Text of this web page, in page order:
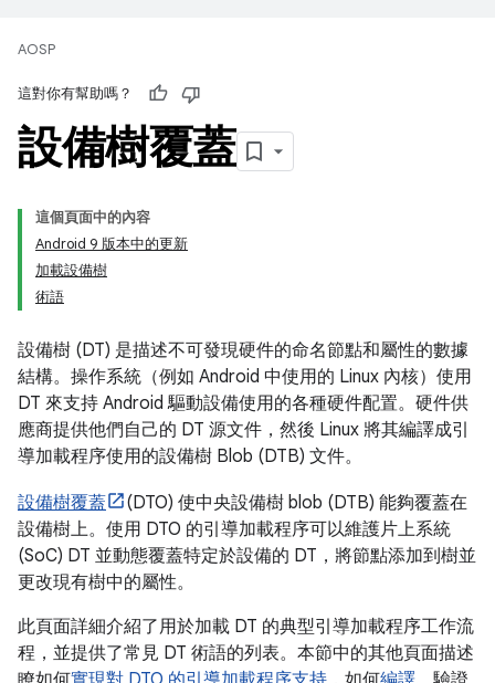
AOSP
這對你有幫助嗎？
設備樹覆蓋
這個頁面中的內容
Android 9 版本中的更新
加載設備樹
術語
設備樹 (DT) 是描述不可發現硬件的命名節點和屬性的數據
結構。操作系統（例如 Android 中使用的 Linux 內核）使用
DT 來支持 Android 驅動設備使用的各種硬件配置。硬件供
應商提供他們自己的 DT 源文件，然後 Linux 將其編譯成引
導加載程序使用的設備樹 Blob (DTB) 文件。
設備樹覆蓋
(DTO) 使中央設備樹 blob (DTB) 能夠覆蓋在
設備樹上。使用 DTO 的引導加載程序可以維護片上系統
(SoC) DT 並動態覆蓋特定於設備的 DT，將節點添加到樹並
更改現有樹中的屬性。
此頁面詳細介紹了用於加載 DT 的典型引導加載程序工作流
程，並提供了常見 DT 術語的列表。本節中的其他頁面描述